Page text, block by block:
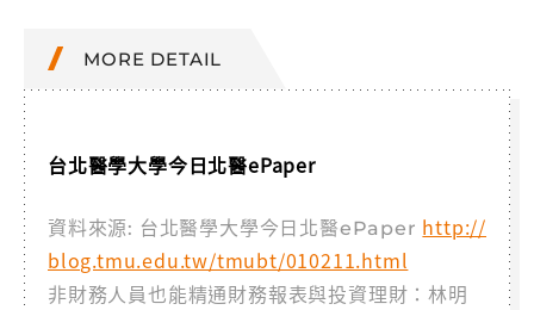
MORE DETAIL
台北醫學大學今日北醫ePaper
資料來源: 台北醫學大學今日北醫ePaper http://
blog.tmu.edu.tw/tmubt/010211.html
非財務人員也能精通財務報表與投資理財：林明